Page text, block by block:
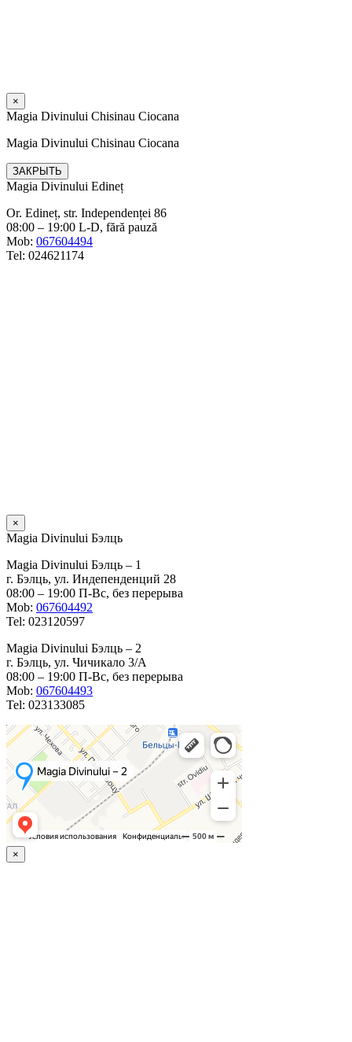
×
Magia Divinului Chisinau Ciocana
Magia Divinului Chisinau Ciocana
ЗАКРЫТЬ
Magia Divinului Edineț
Or. Edineț, str. Independenței 86
08:00 – 19:00 L-D, fără pauză
Mob: 067604494
Tel: 024621174
×
Magia Divinului Бэлць
Magia Divinului Бэлць – 1
г. Бэлць, ул. Индепенденций 28
08:00 – 19:00 П-Вс, без перерыва
Mob: 067604492
Tel: 023120597
Magia Divinului Бэлць – 2
г. Бэлць, ул. Чичикало 3/A
08:00 – 19:00 П-Вс, без перерыва
Mob: 067604493
Tel: 023133085
×